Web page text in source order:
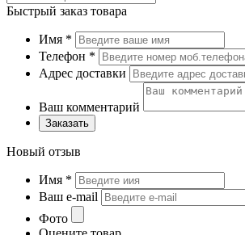
Быстрый заказ товара
Имя *
Телефон *
Адрес доставки
Ваш комментарий
Заказать
Новый отзыв
Имя *
Ваш e-mail
Фото